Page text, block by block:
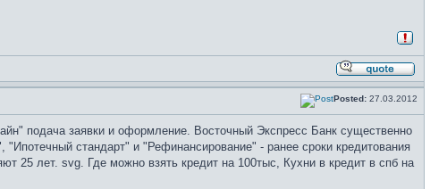
Posted: 27.03.2012
подача заявки и оформление. Восточный Экспресс Банк существенно
стандарт" и "Рефинансирование" - ранее сроки кредитования
25 лет. svg. Где можно взять кредит на 100тыс, Кухни в кредит в спб на